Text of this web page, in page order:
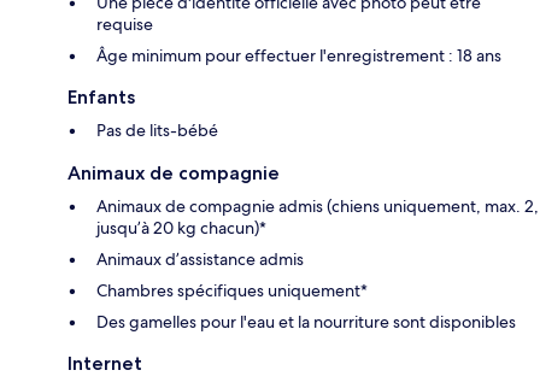
requise
Âge minimum pour effectuer l'enregistrement : 18 ans
Enfants
Pas de lits-bébé
Animaux de compagnie
Animaux de compagnie admis (chiens uniquement, max. 2,
jusqu’à 20 kg chacun)*
Animaux d’assistance admis
Chambres spécifiques uniquement*
Des gamelles pour l'eau et la nourriture sont disponibles
Internet